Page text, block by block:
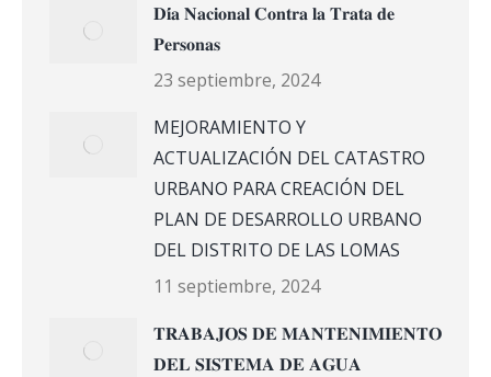
𝐃𝐢́𝐚 𝐍𝐚𝐜𝐢𝐨𝐧𝐚𝐥 𝐂𝐨𝐧𝐭𝐫𝐚 𝐥𝐚 𝐓𝐫𝐚𝐭𝐚 𝐝𝐞
𝐏𝐞𝐫𝐬𝐨𝐧𝐚𝐬
23 septiembre, 2024
MEJORAMIENTO Y
ACTUALIZACIÓN DEL CATASTRO
URBANO PARA CREACIÓN DEL
PLAN DE DESARROLLO URBANO
DEL DISTRITO DE LAS LOMAS
11 septiembre, 2024
𝐓𝐑𝐀𝐁𝐀𝐉𝐎𝐒 𝐃𝐄 𝐌𝐀𝐍𝐓𝐄𝐍𝐈𝐌𝐈𝐄𝐍𝐓𝐎
𝐃𝐄𝐋 𝐒𝐈𝐒𝐓𝐄𝐌𝐀 𝐃𝐄 𝐀𝐆𝐔𝐀